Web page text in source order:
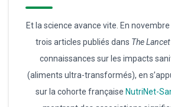
Et la science avance vite. En
trois articles publiés dans The Lancet
connaissances sur les impacts
(aliments ultra-transformés), en
sur la cohorte française NutriNet-